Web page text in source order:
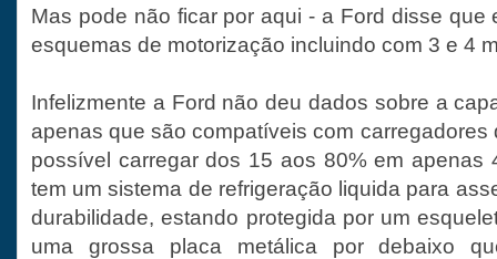
Mas pode não ficar por aqui - a Ford disse que
esquemas de motorização incluindo com 3 e 4
Infelizmente a Ford não deu dados sobre a
apenas que são compatíveis com carregadores
possível carregar dos 15 aos 80% em apenas
tem um sistema de refrigeração liquida para
durabilidade, estando protegida por um
uma grossa placa metálica por debaixo